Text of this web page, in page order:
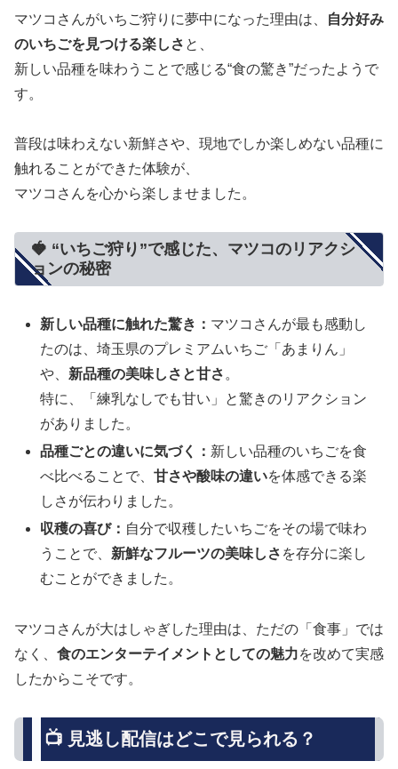
マツコさんがいちご狩りに夢中になった理由は、
自分好み
のいちごを見つける楽しさ と、
新しい品種を味わうことで感じる“食の驚き”だったようで
す。
普段は味わえない新鮮さや、現地でしか楽しめない品種に
触れることができた体験が、
マツコさんを心から楽しませました。
🍓 “いちご狩り”で感じた、マツコのリアクシ
ョンの秘密
新しい品種に触れた驚き： マツコさんが最も感動し
たのは、埼玉県のプレミアムいちご「あまりん」
や、 新品種の美味しさと甘さ 。
特に、「練乳なしでも甘い」と驚きのリアクション
がありました。
品種ごとの違いに気づく： 新しい品種のいちごを食
べ比べることで、甘さや酸味の違いを体感できる楽
しさが伝わりました。
収穫の喜び： 自分で収穫したいちごをその場で味わ
うことで、 新鮮なフルーツの美味しさ を存分に楽し
むことができました。
マツコさんが大はしゃぎした理由は、ただの「食事」では
なく、 食のエンターテイメントとしての魅力を改めて実感
したからこそです。
📺 見逃し配信はどこで見られる？